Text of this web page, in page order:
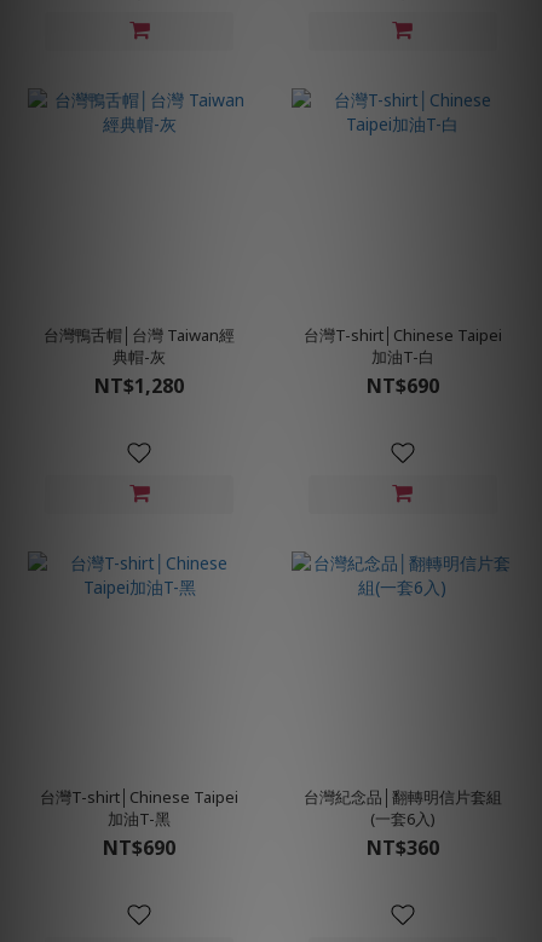
台灣鴨舌帽│台灣 Taiwan經
典帽-灰
NT$1,280
台灣T-shirt│Chinese Taipei
加油T-白
NT$690
台灣T-shirt│Chinese Taipei
加油T-黑
NT$690
台灣紀念品│翻轉明信片套組
(一套6入)
NT$360